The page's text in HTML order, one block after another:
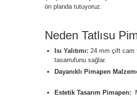
ön planda tutuyoruz.
Neden Tatlısu
Isı Yalıtımı: 24 mm çift cam
tasarrufunu sağlar.
Dayanıklı Pimapen
Estetik Tasarım Pimapen: